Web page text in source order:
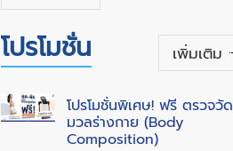
โปรโมชั่น เพิ่มเติม
โปรโมชั่นพิเศษ! ฟรี ตรวจวัด
มวลร่างกาย (Body
Composition)